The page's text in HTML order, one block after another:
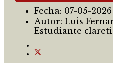
Fecha: 07-05-2026
Autor: Luis
Estudiante